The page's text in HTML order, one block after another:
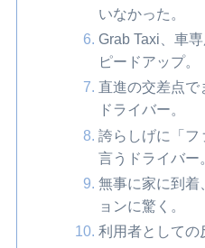
いなかった。
Grab Taxi、車
ピードアップ。
直進の交差点で
ドライバー。
誇らしげに「フ
言うドライバー
無事に家に到着
ョンに驚く。
利用者としての